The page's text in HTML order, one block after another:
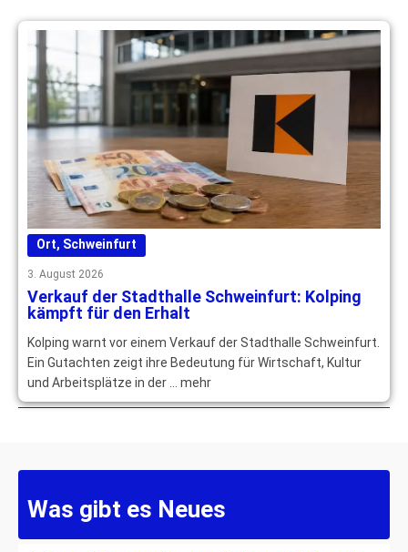
Ort, Schweinfurt
3. August 2026
Verkauf der Stadthalle Schweinfurt: Kolping
kämpft für den Erhalt
Kolping warnt vor einem Verkauf der Stadthalle Schweinfurt.
Ein Gutachten zeigt ihre Bedeutung für Wirtschaft, Kultur
und Arbeitsplätze in der … mehr
Was gibt es Neues